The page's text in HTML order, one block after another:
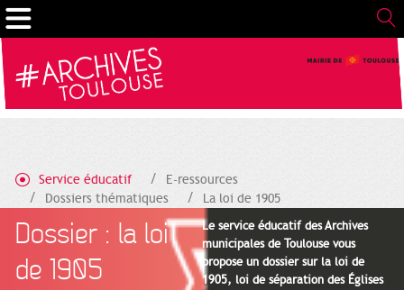
Service éducatif
E-ressources
Dossiers thématiques
La loi de 1905
Dossier : la loi
de 1905
Le service éducatif des Archives
municipales de Toulouse vous
propose un dossier sur la loi de
1905, loi de séparation des Églises
Gestion de vos préférences sur les cookies